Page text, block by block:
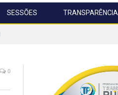
SESSÕES TRANSPARÊNCIA
0